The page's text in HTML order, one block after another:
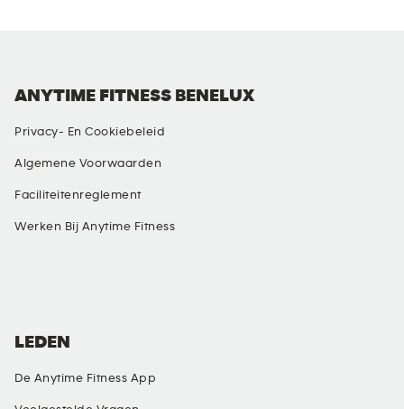
ANYTIME FITNESS BENELUX
Privacy- En Cookiebeleid
Algemene Voorwaarden
Faciliteitenreglement
Werken Bij Anytime Fitness
LEDEN
De Anytime Fitness App